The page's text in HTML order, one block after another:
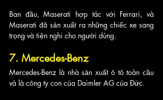
Ban đầu, Maserati hợp tác với Ferrari, và
Maserati đã sản xuất ra những chiếc xe sang
trọng và tiện nghi cho người dùng.
7. Mercedes-Benz
Mercedes-Benz là nhà sản xuất ô tô toàn cầu
và là công ty con của Daimler AG của Đức.